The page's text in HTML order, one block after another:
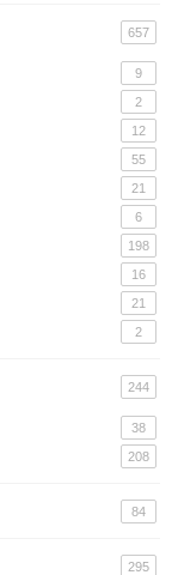
657
9
2
12
55
21
6
198
16
21
2
244
38
208
84
295